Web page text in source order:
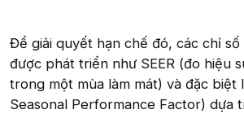
Để giải quyết hạn chế đó, các chỉ
được phát triển như SEER (đo hiệu
trong một mùa làm mát) và đặc biệt
Seasonal Performance Factor) dựa